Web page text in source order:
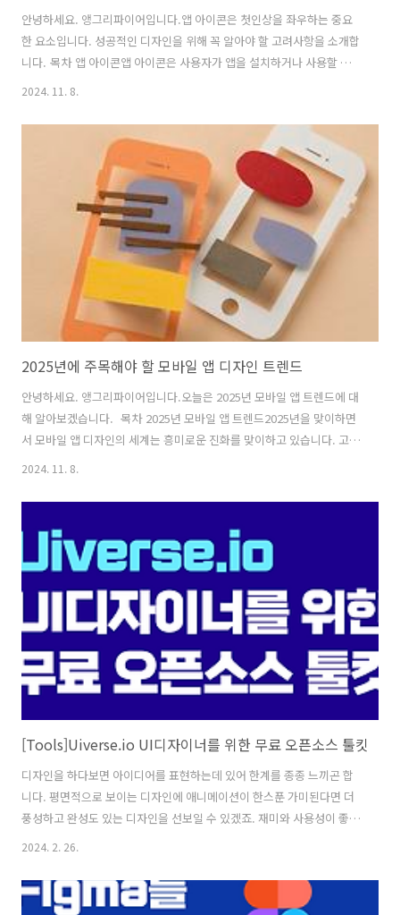
안녕하세요. 앵그리파이어입니다.앱 아이콘은 첫인상을 좌우하는 중요
한 요소입니다. 성공적인 디자인을 위해 꼭 알아야 할 고려사항을 소개합
니다. 목차 앱 아이콘앱 아이콘은 사용자가 앱을 설치하거나 사용할 때
가장 먼저 접하는 시각적 요소입니다. 한눈에 매력적이면서도 기능을 잘
이번 포스팅에서는 앱 아이콘 디자인 시 고려해야 할 핵심 요소들을 살펴
보겠습니다. 단순함이 핵심이다앱 아이콘은 작은 화면에서 돋보여야
하기 때문에 단순한 디자인이 필수적입니다. 복잡한 디테일은 화면이 축
소되었을 때 알아보기 어려워질 수 있습니다. 따라서 불필요한 요소를 배
제하고, 하나의 명확한 메시지를 전달하는 것이 중요합니다. 심플하면서
도 의미 있는 디자인이 더..
2024. 11. 8.
2025년에 주목해야 할 모바일 앱 디자인 트렌드
안녕하세요. 앵그리파이어입니다.오늘은 2025년 모바일 앱 트렌드에 대
해 알아보겠습니다. 목차 2025년 모바일 앱 트렌드2025년을 맞이하면
서 모바일 앱 디자인의 세계는 흥미로운 진화를 맞이하고 있습니다. 고급
그래픽에서 접근 가능한 인터페이스에 이르기까지 디자이너는 사용자가
할 두드러진 트렌드를 살펴보겠습니다. 몰입형 3D 그래픽과 대화형 애
니메이션2025년에는 모바일 앱이 더 많은 3D 비주얼과 매혹적인 애니메
이션을 통합하여 정적인 경험을 역동적이고 매력적인 경험으로 전환할
것으로 예상됩니다. 렌더링 기술의 발전과 기기의 성능 향상 덕분에 앱은
이제 사용자를 사로잡는 생생한 3D 효과를 제공할 수 있습니다. 이러한
2024. 11. 8.
[Tools]Uiverse.io UI디자이너를 위한 무료 오픈소스 툴킷
디자인을 하다보면 아이디어를 표현하는데 있어 한계를 종종 느끼곤 합
니다. 평면적으로 보이는 디자인에 애니메이션이 한스푼 가미된다면 더
풍성하고 완성도 있는 디자인을 선보일 수 있겠죠. 재미와 사용성이 좋아
스)와 Universe(우주)를 조합한 uiverse는 4000개 이상의 UI 엘리먼트
를 개인 또는 기업이 상업적으로 무료로 이용할 수 있는 사이트입니
2024. 2. 26.